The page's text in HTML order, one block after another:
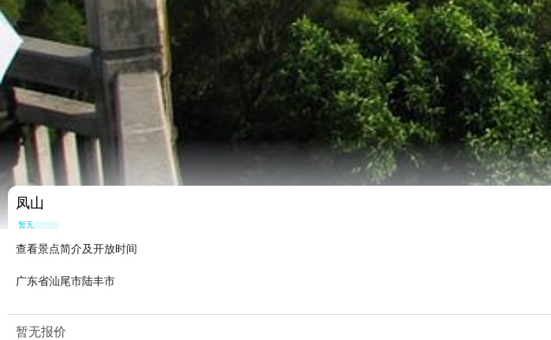
凤山
暂无点评
查看景点简介及开放时间
广东省汕尾市陆丰市
暂无报价